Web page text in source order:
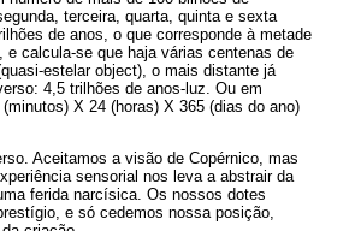
terceira, quarta, quinta e sexta
de anos, o que corresponde à metade
calcula-se que haja várias centenas de
estelar object), o mais distante já
4,5 trilhões de anos-luz. Ou em
X 24 (horas) X 365 (dias do ano)
Aceitamos a visão de Copérnico, mas
sensorial nos leva a abstrair da
ferida narcísica. Os nossos dotes
e só cedemos nossa posição,